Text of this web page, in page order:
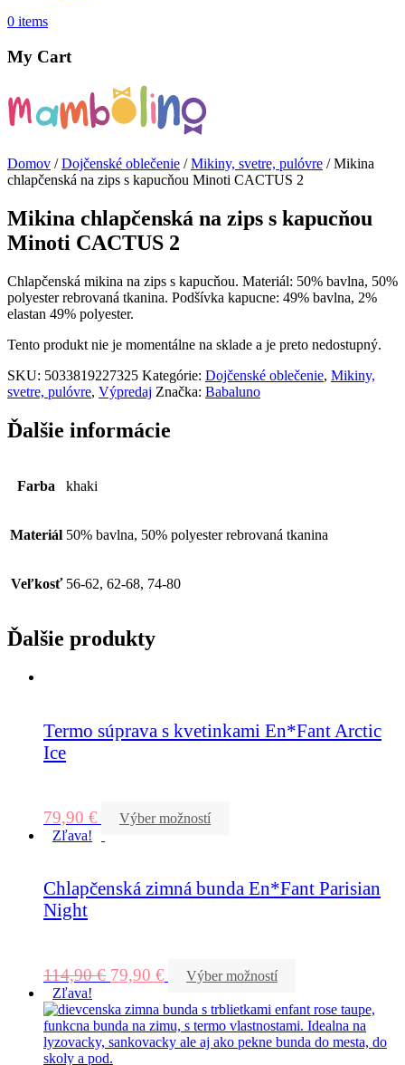
0 items
My Cart
Domov /Dojčenské oblečenie /Mikiny, svetre, pulóvre / Mikina
chlapčenská na zips s kapucňou Minoti CACTUS 2
Mikina chlapčenská na zips s kapucňou
Minoti CACTUS 2
Chlapčenská mikina na zips s kapucňou. Materiál: 50% bavlna, 50%
polyester rebrovaná tkanina. Podšívka kapucne: 49% bavlna, 2%
elastan 49% polyester.
Tento produkt nie je momentálne na sklade a je preto nedostupný.
SKU: 5033819227325 Kategórie: Dojčenské oblečenie, Mikiny,
svetre, pulóvre, Výpredaj Značka: Babaluno
Ďalšie informácie
Farba khaki
Materiál 50% bavlna, 50% polyester rebrovaná tkanina
Veľkosť 56-62, 62-68, 74-80
Ďalšie produkty
Termo súprava s kvetinkami En*Fant Arctic
Ice
79,90 €
Výber možností
Zľava!
Chlapčenská zimná bunda En*Fant Parisian
Night
114,90€ 79,90 €
Výber možností
Zľava!